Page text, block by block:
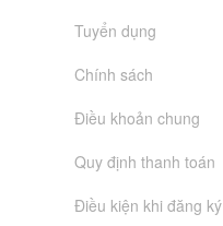
Tuyển dụng
Chính sách
Điều khoản chung
Quy định thanh toán
Điều kiện khi đăng ký